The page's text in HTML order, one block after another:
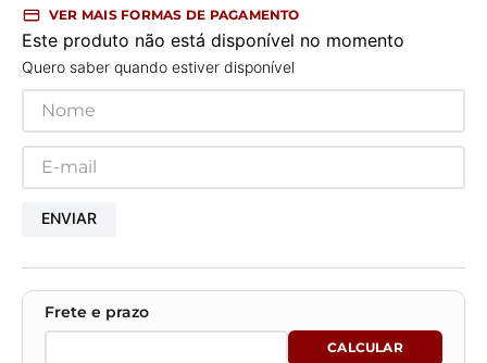
VER MAIS FORMAS DE PAGAMENTO
Este produto não está disponível no momento
Quero saber quando estiver disponível
ENVIAR